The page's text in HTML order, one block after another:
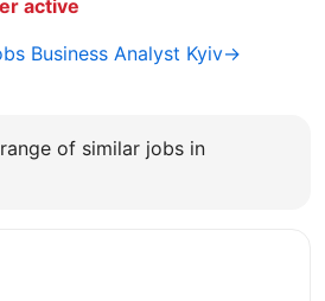
active
Business Analyst Kyiv→
of similar jobs in